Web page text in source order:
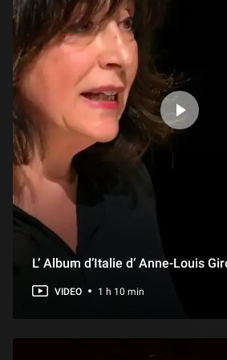
Louvre.
Exposition réalisée avec la participation
Bibliothèque nationale de France.
1 h 11 min
Présentation d'exposition : « Chefs-d’œuvre
1 h 26 min
Présentation d'exposition : « L'Olympisme : une invention
Présentation d'exposition : « Dialogues d’antiquités
1 h 06 min
Présentation d'exposition : « Ingres et
L’ Album d’Italie d’ Anne-Louis
VIDEO 1 h 10 min